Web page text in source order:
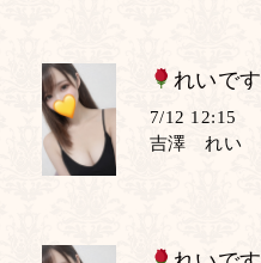
れいです
7/12 12:15
吉澤 れい